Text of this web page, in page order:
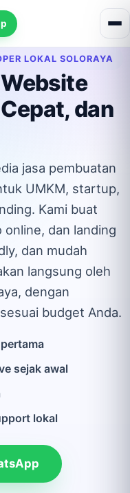
LOKAL SOLORAYA
dan
jasa pembuatan
UMKM, startup,
Kami buat
dan landing
dan mudah
langsung oleh
dengan
budget Anda.
sejak awal
lokal